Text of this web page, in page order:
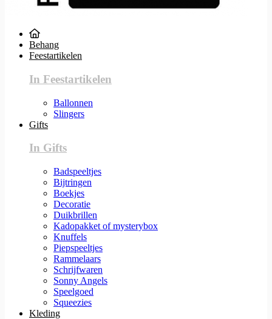
Behang
Feestartikelen
In Feestartikelen
Ballonnen
Slingers
Gifts
In Gifts
Badspeeltjes
Bijtringen
Boekjes
Decoratie
Duikbrillen
Kadopakket of mysterybox
Knuffels
Piepspeeltjes
Rammelaars
Schrijfwaren
Sonny Angels
Speelgoed
Squeezies
Kleding